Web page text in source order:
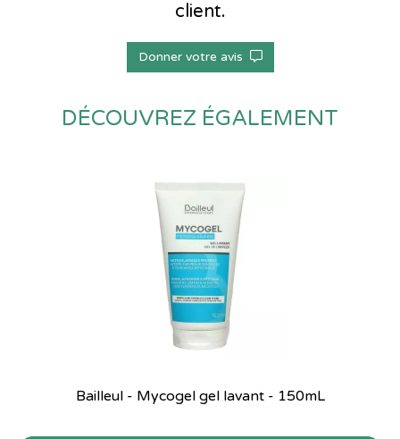
client.
Donner votre avis
DÉCOUVREZ ÉGALEMENT
Bailleul - Mycogel gel lavant - 150mL